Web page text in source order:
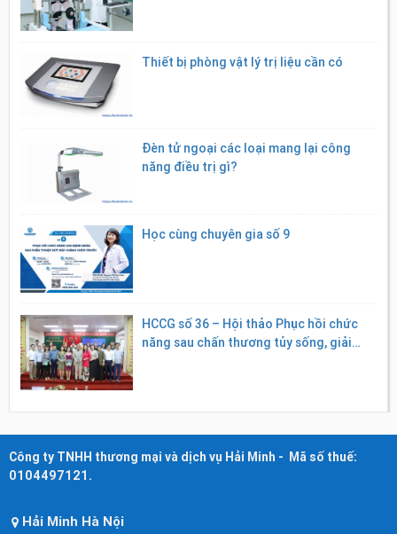
Thiết bị phòng vật lý trị liệu cần có
Đèn tử ngoại các loại mang lại công
năng điều trị gì?
Học cùng chuyên gia số 9
HCCG số 36 – Hội thảo Phục hồi chức
năng sau chấn thương tủy sống, giải
Công ty TNHH thương mại và dịch vụ Hải Minh - Mã số thuế:
0104497121.
Hải Minh Hà Nội